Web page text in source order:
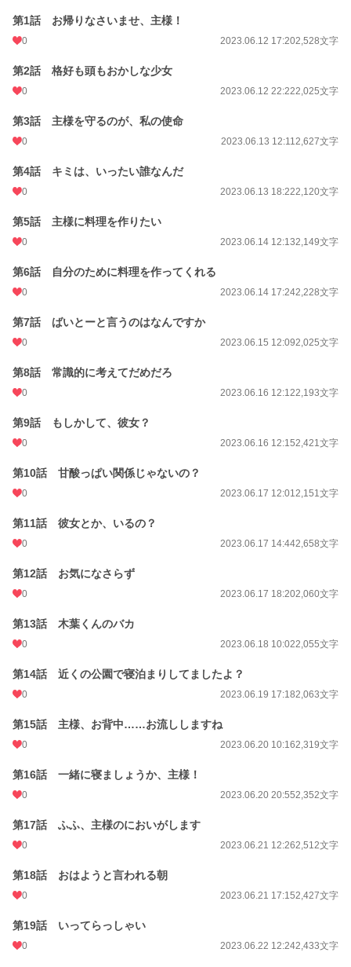
小説
青春 7,922 位 / 7,922 件
24h.ポイント 0 pt
初回完結日時
週間ポイント 0 pt (228,848 位)
月間ポイント
年間ポイント 700 pt (93,889 位)
累計ポイント
第1話 お帰りなさいませ、主様！
0 2023.06.12 17:202,528文字
第2話 格好も頭もおかしな少女
0 2023.06.12 22:222,025文字
第3話 主様を守るのが、私の使命
0 2023.06.13 12:112,627文字
第4話 キミは、いったい誰なんだ
0 2023.06.13 18:222,120文字
第5話 主様に料理を作りたい
0 2023.06.14 12:132,149文字
第6話 自分のために料理を作ってくれる
0 2023.06.14 17:242,228文字
第7話 ばいとーと言うのはなんですか
0 2023.06.15 12:092,025文字
第8話 常識的に考えてだめだろ
0 2023.06.16 12:122,193文字
第9話 もしかして、彼女？
0 2023.06.16 12:152,421文字
第10話 甘酸っぱい関係じゃないの？
0 2023.06.17 12:012,151文字
第11話 彼女とか、いるの？
0 2023.06.17 14:442,658文字
第12話 お気になさらず
0 2023.06.17 18:202,060文字
第13話 木葉くんのバカ
0 2023.06.18 10:022,055文字
第14話 近くの公園で寝泊まりしてましたよ？
0 2023.06.19 17:182,063文字
第15話 主様、お背中……お流ししますね
0 2023.06.20 10:162,319文字
第16話 一緒に寝ましょうか、主様！
0 2023.06.20 20:552,352文字
第17話 ふふ、主様のにおいがします
0 2023.06.21 12:262,512文字
第18話 おはようと言われる朝
0 2023.06.21 17:152,427文字
第19話 いってらっしゃい
0 2023.06.22 12:242,433文字